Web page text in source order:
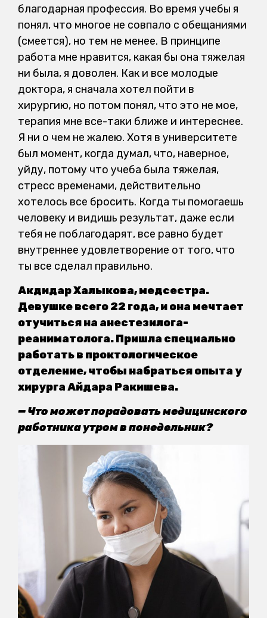
благодарная профессия. Во время учебы я
понял, что многое не совпало с обещаниями
(смеется), но тем не менее. В принципе
работа мне нравится, какая бы она тяжелая
ни была, я доволен. Как и все молодые
доктора, я сначала хотел пойти в
хирургию, но потом понял, что это не мое,
терапия мне все-таки ближе и интереснее.
Я ни о чем не жалею. Хотя в университете
был момент, когда думал, что, наверное,
уйду, потому что учеба была тяжелая,
стресс временами, действительно
хотелось все бросить. Когда ты помогаешь
человеку и видишь результат, даже если
тебя не поблагодарят, все равно будет
внутреннее удовлетворение от того, что
ты все сделал правильно.
Акдидар Халыкова, медсестра.
Девушке всего 22 года, и она мечтает
отучиться на анестезилога-
реаниматолога. Пришла специально
работать в проктологическое
отделение, чтобы набраться опыта у
хирурга Айдара Ракишева.
— Что может порадовать медицинского
работника утром в понедельник?